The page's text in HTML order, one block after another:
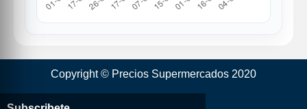
Copyright © Precios Supermercados 2020